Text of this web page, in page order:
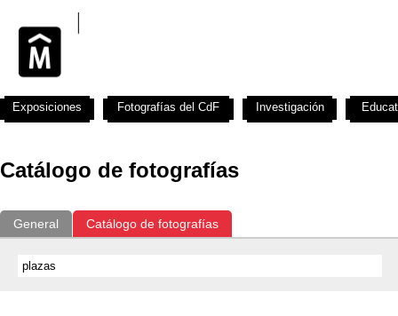
Catálogo de fotografías
General Catálogo de fotografías
Exposiciones Fotografías del CdF Investigación